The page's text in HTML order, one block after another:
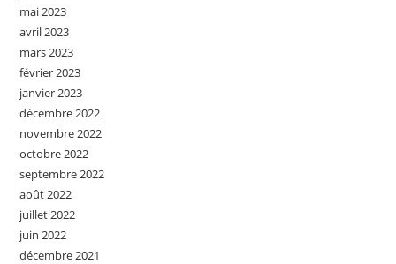
mai 2023
avril 2023
mars 2023
février 2023
janvier 2023
décembre 2022
novembre 2022
octobre 2022
septembre 2022
août 2022
juillet 2022
juin 2022
décembre 2021